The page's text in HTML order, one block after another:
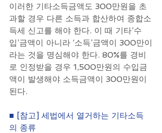
이러한 기타소득금액도 300만원을 초
과할 경우 다른 소득과 합산하여 종합소
득세 신고를 해야 한다. 이 때 기타’수
입’금액이 아니라 ‘소득’금액이 300만이
라는 것을 명심해야 한다. 80%를 경비
로 인정받을 경우 1,500만원의 수입금
액이 발생해야 소득금액이 300만원이
된다.
■ [참고] 세법에서 열거하는 기타소득
의 종류